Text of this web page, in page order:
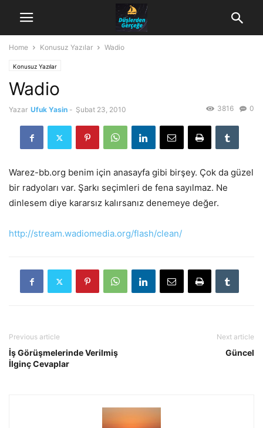
Home Konusuz Yazılar Wadio
Konusuz Yazılar
Wadio
Yazar Ufuk Yasin - Şubat 23, 2010 0
3816
Warez-bb.org benim için anasayfa gibi birşey. Çok da güzel
bir radyoları var. Şarkı seçimleri de fena sayılmaz. Ne
dinlesem diye kararsız kalırsanız denemeye değer.
http://stream.wadiomedia.org/flash/clean/
Previous article
İş Görüşmelerinde Verilmiş
İlginç Cevaplar
Next article
Güncel